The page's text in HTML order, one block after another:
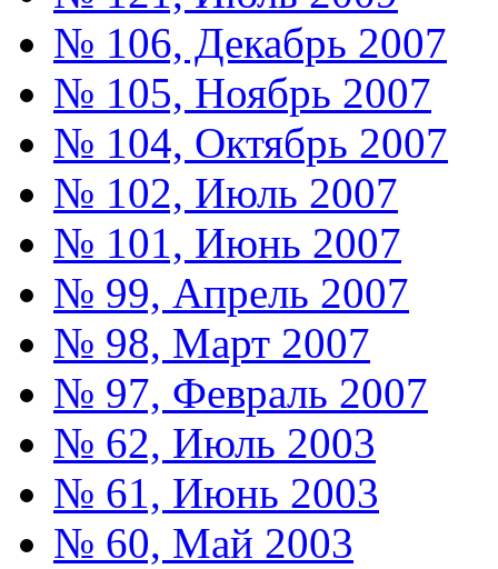
№ 106, Декабрь 2007
№ 105, Ноябрь 2007
№ 104, Октябрь 2007
№ 102, Июль 2007
№ 101, Июнь 2007
№ 99, Апрель 2007
№ 98, Март 2007
№ 97, Февраль 2007
№ 62, Июль 2003
№ 61, Июнь 2003
№ 60, Май 2003